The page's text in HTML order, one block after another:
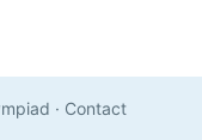
· Contact